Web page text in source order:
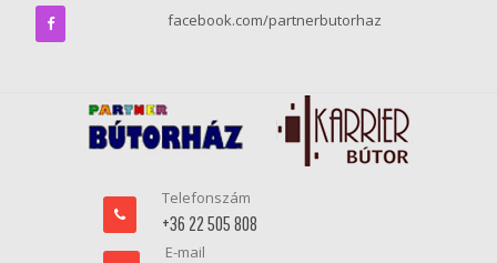
facebook.com/partnerbutorhaz
Telefonszám
+36 22 505 808
E-mail